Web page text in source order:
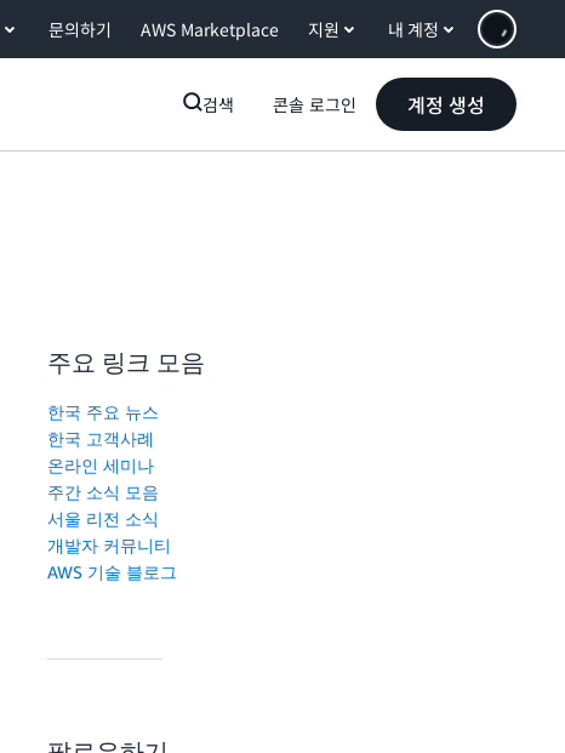
문의하기 AWS Marketplace 지원 내 계정
검색 콘솔 로그인 계정 생성
주요 링크 모음
한국 주요 뉴스
한국 고객사례
온라인 세미나
주간 소식 모음
서울 리전 소식
개발자 커뮤니티
AWS 기술 블로그